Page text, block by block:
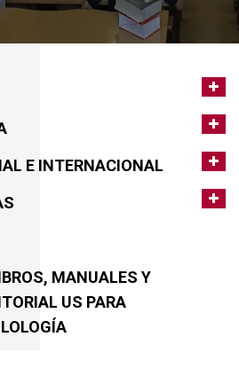
E INTERNACIONAL
MANUALES Y
US PARA